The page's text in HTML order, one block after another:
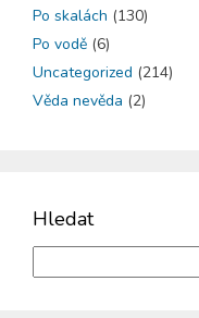
Po skalách (130)
Po vodě (6)
Uncategorized (214)
Věda nevěda (2)
Hledat